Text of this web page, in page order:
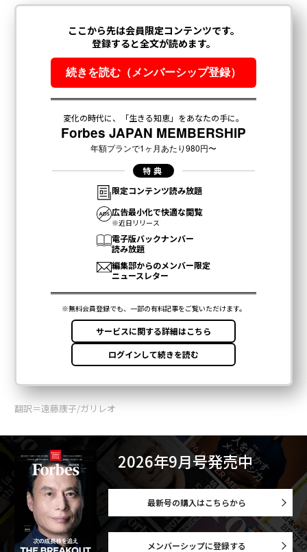
翻訳＝遠藤康子/ガリレオ
2026年9月号発売中
最新号の購入はこちらから
メンバーシップに登録する